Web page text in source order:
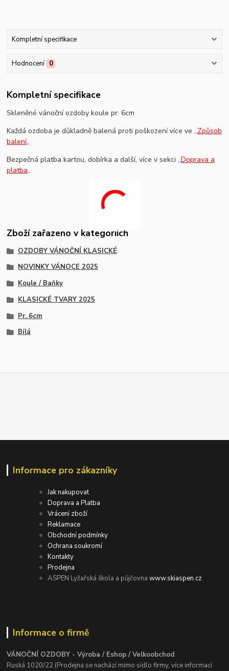
Kompletní specifikace
Hodnocení 0
Kompletní specifikace
Skleněné vánoční ozdoby koule pr. 6cm
Každá ozdoba je důkladně balená proti poškození více ve,,Způsob
balení,,
Bezpečná platba kartou, dobírka a další, více v sekci,,Doprava a
platba,,
Zboží zařazeno v kategoriích
OZDOBY VÁNOČNÍ KLASICKÉ
NOVINKY VÁNOCE 2025
Koule / Baňky
KLASICKÉ TVARY 2025
Pr. 6cm
Bílá
Informace pro zákazníky
Jak nakupovat
Doprava a Platba
Vrácení zboží
Reklamace
Obchodní podmínky
Ochrana soukromí
Kontakty
Prodejna
ASPEN Lyžařská škola a půjčovnawww.skiaspen.cz
Informace o firmě
VÁNOČNÍ OZDOBY - Výroba / Eshop / Velkoobchod
Ruská 1020/22 (Prodejna se nachází mimo sídlo firmy, více informací